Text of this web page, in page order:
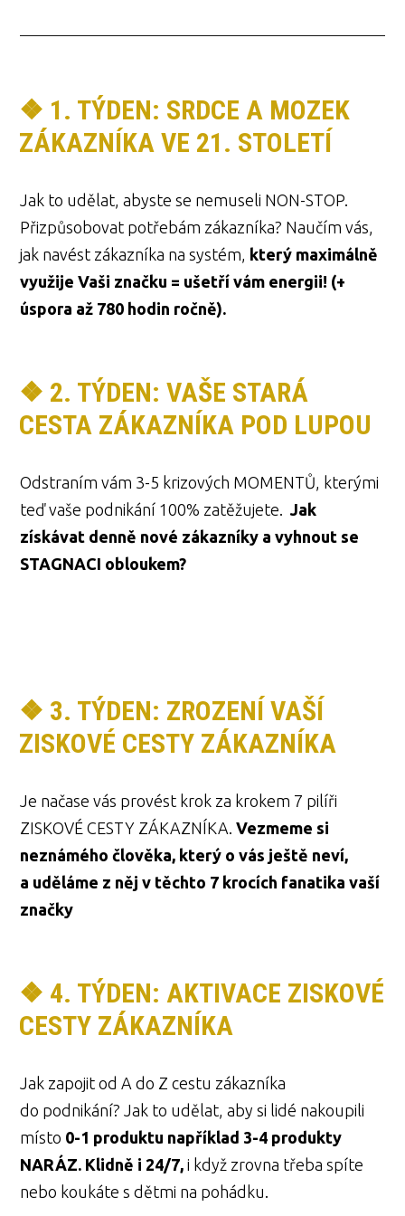
❖ 1. TÝDEN: SRDCE A MOZEK
ZÁKAZNÍKA VE 21. STOLETÍ
Jak to udělat, abyste se nemuseli NON-STOP.
Přizpůsobovat potřebám zákazníka? Naučím vás,
jak navést zákazníka na systém, který maximálně
využije Vaši značku = ušetří vám energii! (+
úspora až 780 hodin ročně).
❖ 2. TÝDEN: VAŠE STARÁ
CESTA ZÁKAZNÍKA POD LUPOU
Odstraním vám 3-5 krizových MOMENTŮ, kterými
teď vaše podnikání 100% zatěžujete.Jak
získávat denně nové zákazníky a vyhnout se
STAGNACI obloukem?
❖ 3. TÝDEN: ZROZENÍ VAŠÍ
ZISKOVÉ CESTY ZÁKAZNÍKA
Je načase vás provést krok za krokem 7 pilíři
ZISKOVÉ CESTY ZÁKAZNÍKA.Vezmeme si
neznámého člověka, který o vás ještě neví,
a uděláme z něj v těchto 7 krocích fanatika vaší
značky
❖ 4. TÝDEN: AKTIVACE ZISKOVÉ
CESTY ZÁKAZNÍKA
Jak zapojit od A do Z cestu zákazníka
do podnikání? Jak to udělat, aby si lidé nakoupili
místo 0-1 produktu například 3-4 produkty
NARÁZ. Klidně i 24/7, i když zrovna třeba spíte
nebo koukáte s dětmi na pohádku.